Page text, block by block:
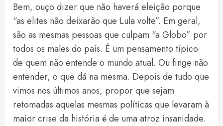
Bem, ouço dizer que não haverá eleição porque
“as elites não deixarão que Lula volte”. Em geral,
são as mesmas pessoas que culpam “a Globo” por
todos os males do país. É um pensamento típico
de quem não entende o mundo atual. Ou finge não
entender, o que dá na mesma. Depois de tudo que
vimos nos últimos anos, propor que sejam
retomadas aquelas mesmas políticas que levaram à
maior crise da história é de uma atroz insanidade.